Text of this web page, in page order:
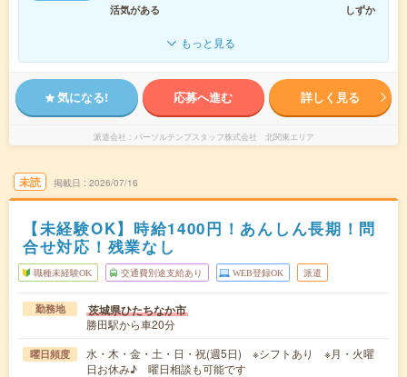
活気がある しずか
もっと見る
気になる! 応募へ進む 詳しく見る
派遣会社 パーソルテンプスタッフ株式会社 北関東エリア
未読 掲載日 2026/07/16
【未経験OK】時給1400円！あんしん長期！問
合せ対応！残業なし
職種未経験OK 交通費別途支給あり WEB登録OK 派遣
勤務地 茨城県ひたちなか市
勝田駅から車20分
曜日頻度
水・木・金・土・日・祝(週5日) ※シフトあり ※月・火曜
日お休み♪ 曜日相談も可能です